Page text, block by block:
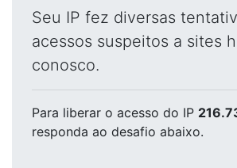
Seu IP fez diversas
acessos suspeitos a sites
conosco.
Para liberar o acesso do IP
responda ao desafio abaixo.